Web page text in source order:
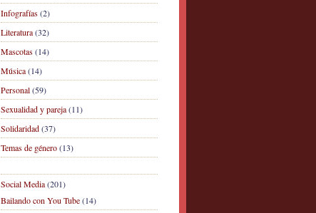
Infografías(2)
Literatura(32)
Mascotas(14)
Música(14)
Personal(59)
Sexualidad y pareja(11)
Solidaridad(37)
Temas de género(13)
Social Media(201)
Bailando con You Tube(14)